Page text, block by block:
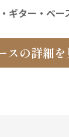
ギター・ ベー
スの詳細を